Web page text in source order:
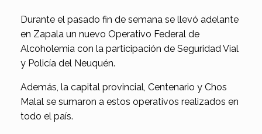
Durante el pasado fin de semana se llevó adelante
en Zapala un nuevo Operativo Federal de
Alcoholemia con la participación de Seguridad Vial
y Policía del Neuquén.
Además, la capital provincial, Centenario y Chos
Malal se sumaron a estos operativos realizados en
todo el país.